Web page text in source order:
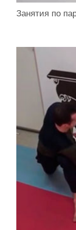
Занятия по